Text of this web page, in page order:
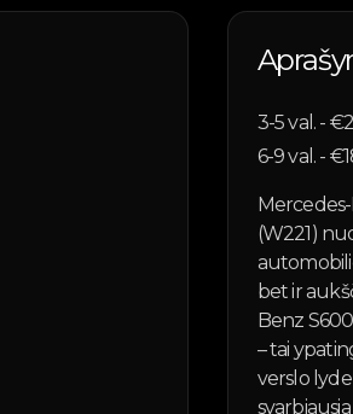
3-5val. - €
6-9val. - €
(W221)
bet ir
Benz
– tai
verslo